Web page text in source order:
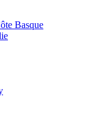
Basque